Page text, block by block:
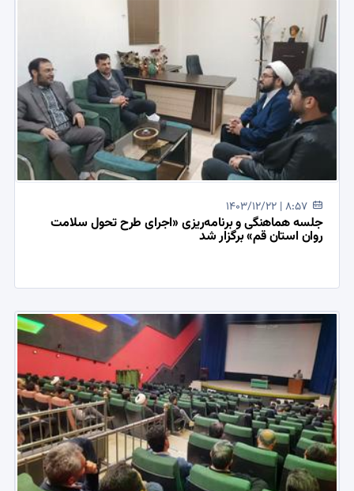
1403/12/22 | 8:57
جلسه هماهنگی و برنامه‌ریزی ‌‌‌«اجرای طرح تحول سلامت
روان استان قم» برگزار شد